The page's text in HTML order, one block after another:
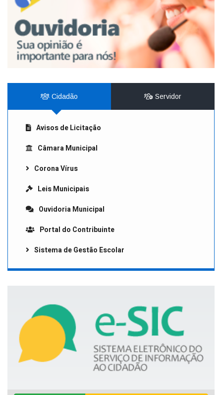
Cidadão Servidor
Avisos de Licitação
Câmara Municipal
Corona Vírus
Leis Municipais
Ouvidoria Municipal
Portal do Contribuinte
Sistema de Gestão Escolar